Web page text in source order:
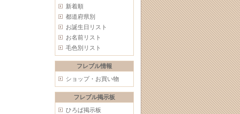
新着順
都道府県別
お誕生日リスト
お名前リスト
毛色別リスト
フレブル情報
ショップ・お買い物
フレブル掲示板
ひろば掲示板